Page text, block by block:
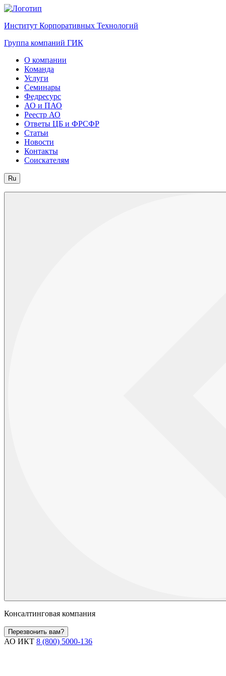
Институт Корпоративных Технологий
Группа компаний ГИК
О компании
Команда
Услуги
Семинары
Федресурс
АО и ПАО
Реестр АО
Ответы ЦБ и ФРСФР
Статьи
Новости
Контакты
Соискателям
Ru
Консалтинговая компания
Перезвонить вам?
АО ИКТ 8 (800) 5000-136